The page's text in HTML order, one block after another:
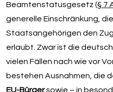
Beamtenstatusgesetz (§ 7
generelle Einschränkung,
Staatsangehörigen den
erlaubt. Zwar ist die
vielen Fällen nach wie vor
bestehen Ausnahmen, die
EU-Bürgersowie – in